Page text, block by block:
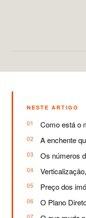
NESTE ARTIGO
Como está o
A enchente
Os números
Preço dos
O Plano